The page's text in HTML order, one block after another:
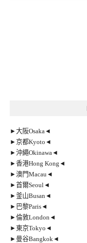
►大阪Osaka◄
►京都Kyoto◄
►沖繩Okinawa◄
►香港Hong Kong◄
►澳門Macau◄
►首爾Seoul◄
►釜山Busan◄
►巴黎Paris◄
►倫敦London◄
►東京Tokyo◄
►曼谷Bangkok◄